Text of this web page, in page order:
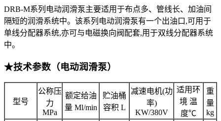
DRB-M系列电动润滑泵主要适用于布点多、管线长、加油间
隔短的润滑系统中。该系列电动润滑泵有一个出油口,可用于
单线分配器系统,亦可与电磁换向阀配套,用于双线分配器系统
中。
★技术参数（电动润滑泵）
型号
公称压
力
MPa
额定给油
量 Ml/min
贮油桶
容积 L
减速电机(功
率)
KW/380V
适用环
境 温
度℃
重
量
kg